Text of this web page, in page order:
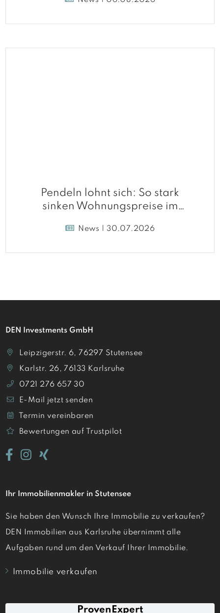
Pendeln lohnt sich: So stark
sinken Wohnungspreise im
News | 30.07.2026
DEN Investments GmbH
Leipzigerstr. 6, 76297 Stutensee
Karlstr. 26, 76133 Karlsruhe
0721 276 657 30
E-Mail jetzt senden
Termin vereinbaren
Bewertungen auf Trustpilot
Ihr Immobilienmakler in Stutensee
Sie haben den Wunsch Ihre Immobilie zu verkaufen?
DEN Immobilien aus Karlsruhe übernimmt alle
Aufgaben rund um den Verkauf Ihrer Immobilie.
Immobilie verkaufen